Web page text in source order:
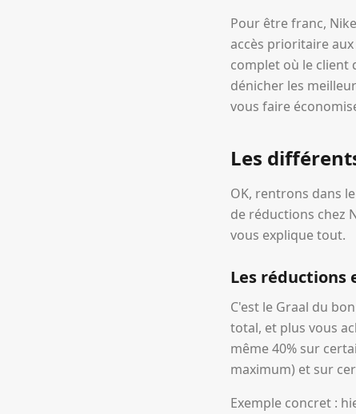
Pour être franc,
accès prioritaire
complet où le client
dénicher les
vous faire
Les
OK, rentrons dans
de réductions chez
vous explique tout.
Les réductions
C'est le Graal du
total, et plus vous
même 40% sur
maximum) et sur
Exemple concret :